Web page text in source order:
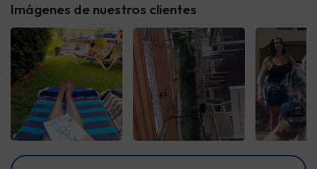
Imágenes de nuestros clientes